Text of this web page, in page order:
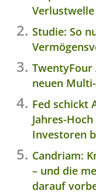
Studie: So
TwentyFour
neuen
Fed schickt
Jahres-
Investoren
Candriam:
– und die
darauf